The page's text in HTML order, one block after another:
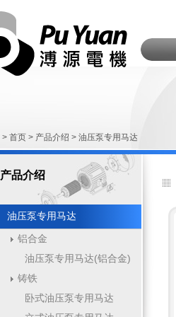
> 首页 > 产品介绍 > 油压泵专用马达
产品介绍
油压泵专用马达
铝合金
油压泵专用马达(铝合金)
铸铁
卧式油压泵专用马达